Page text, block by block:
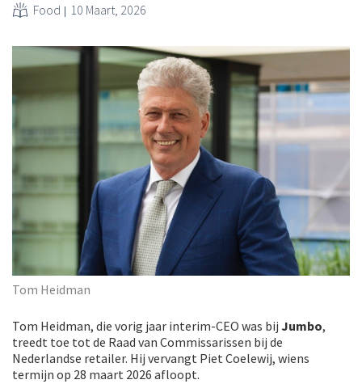
Food 10 Maart, 2026
Tom Heidman
Tom Heidman, die vorig jaar interim-CEO was bij Jumbo,
treedt toe tot de Raad van Commissarissen bij de
Nederlandse retailer. Hij vervangt Piet Coelewij, wiens
termijn op 28 maart 2026 afloopt.